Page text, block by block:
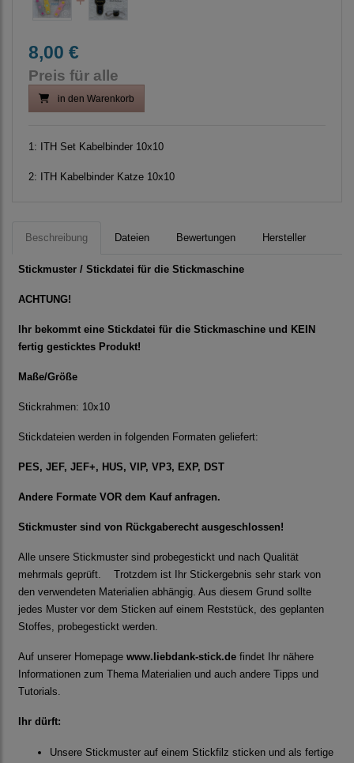
8,00 €
Preis für alle
in den Warenkorb
1: ITH Set Kabelbinder 10x10
2: ITH Kabelbinder Katze 10x10
Beschreibung Dateien Bewertungen Hersteller
Stickmuster / Stickdatei für die Stickmaschine
ACHTUNG!
Ihr bekommt eine Stickdatei für die Stickmaschine und KEIN
fertig gesticktes Produkt!
Maße/Größe
Stickrahmen: 10x10
Stickdateien werden in folgenden Formaten geliefert:
PES, JEF, JEF+, HUS, VIP, VP3, EXP, DST
Andere Formate VOR dem Kauf anfragen.
Stickmuster sind von Rückgaberecht ausgeschlossen!
Alle unsere Stickmuster sind probegestickt und nach Qualität
mehrmals geprüft. Trotzdem ist Ihr Stickergebnis sehr stark von
den verwendeten Materialien abhängig. Aus diesem Grund sollte
jedes Muster vor dem Sticken auf einem Reststück, des geplanten
Stoffes, probegestickt werden.
Auf unserer Homepage www.liebdank-stick.de findet Ihr nähere
Informationen zum Thema Materialien und auch andere Tipps und
Tutorials.
Ihr dürft:
Unsere Stickmuster auf einem Stickfilz sticken und als fertige